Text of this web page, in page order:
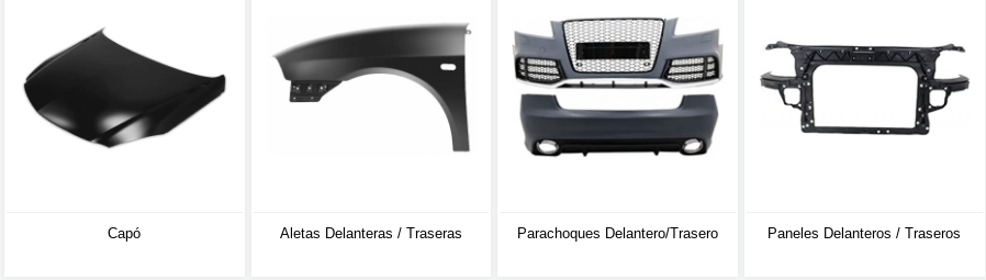
Capó Aletas Delanteras / Traseras Parachoques Delantero/trasero Paneles Delanteros / Traseros